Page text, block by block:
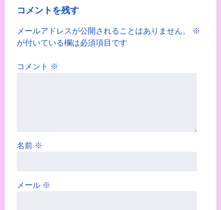
コメントを残す
メールアドレスが公開されることはありません。
※
が付いている欄は必須項目です
コメント ※
名前 ※
メール ※